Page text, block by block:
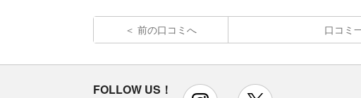
前の口コミへ 口コミ
FOLLOW US！ instagram